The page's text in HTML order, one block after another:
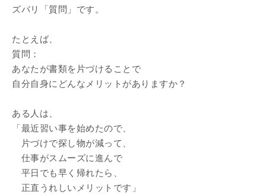
ズバリ「質問」です。
たとえば、
質問：
あなたが書類を片づけることで
自分自身にどんなメリットがありますか？
ある人は、
「最近習い事を始めたので、
片づけで探し物が減って、
仕事がスムーズに進んで
平日でも早く帰れたら、
正直うれしいメリットです」